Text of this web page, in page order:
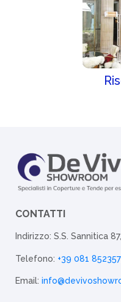
CONTATTI
Indirizzo: S.S. Sannitica
Telefono: +39 081
Email: